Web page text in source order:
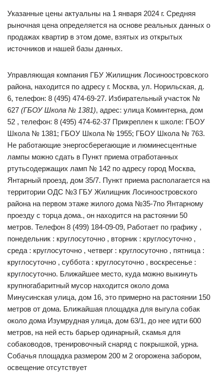
Указанные цены актуальны на 1 января 2024 г. Средняя
рыночная цена определяется на основе реальных данных о
продажах квартир в этом доме, взятых из открытых
источников и нашей базы данных.
Управляющая компания ГБУ Жилищник Лосиноостровского
района, находится по адресу г. Москва, ул. Норильская, д.
6, телефон: 8 (495) 474-69-27. Избирательный участок №
627 (ГБОУ Школа № 1381), адрес: улица Коминтерна, дом
52 , телефон: 8 (495) 474-62-37 Прикреплен к школе: ГБОУ
Школа № 1381; ГБОУ Школа № 1955; ГБОУ Школа № 763.
Не работающие энергосберегающие и люминесцентные
лампы можно сдать в Пункт приема отработанных
ртутьсодержащих ламп № 142 по адресу город Москва,
Янтарный проезд, дом 35/7. Пункт приема располагается на
территории ОДС №3 ГБУ Жилищник Лосиноостровского
района на первом этаже жилого дома №35-7по Янтарному
проезду с торца дома., он находится на растоянии 50
метров. Телефон 8 (499) 184-09-09, Работает по графику ,
понедельник : круглосуточно , вторник : круглосуточно ,
среда : круглосуточно , четверг : круглосуточно , пятница :
круглосуточно , суббота : круглосуточно , воскресенье :
круглосуточно. Ближайшее место, куда можно выкинуть
крупногабаритный мусор находится около дома
Минусинская улица, дом 16, это примерно на растоянии 150
метров от дома. Ближайшая площадка для выгула собак
около дома Изумрудная улица, дом 63/1, до нее идти 600
метров, на ней есть барьер одинарный, скамья для
собаководов, тренировочный снаряд с покрышкой, урна.
Собачья площадка размером 200 м 2 огорожена забором,
освещение отсутствует